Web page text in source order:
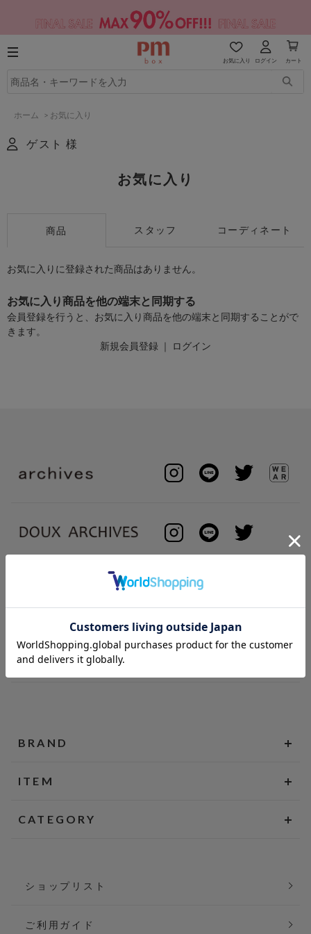
お気に入り ログイン カート
ホーム > お気に入り
ゲスト 様
お気に入り
商品 スタッフ コーディネート
お気に入りに登録された商品はありません。
お気に入り商品を他の端末と同期する
会員登録を行うと、お気に入り商品を他の端末と同期することがで
きます。
新規会員登録 ｜ ログイン
BRAND
ITEM
CATEGORY
ショップリスト
ご利用ガイド